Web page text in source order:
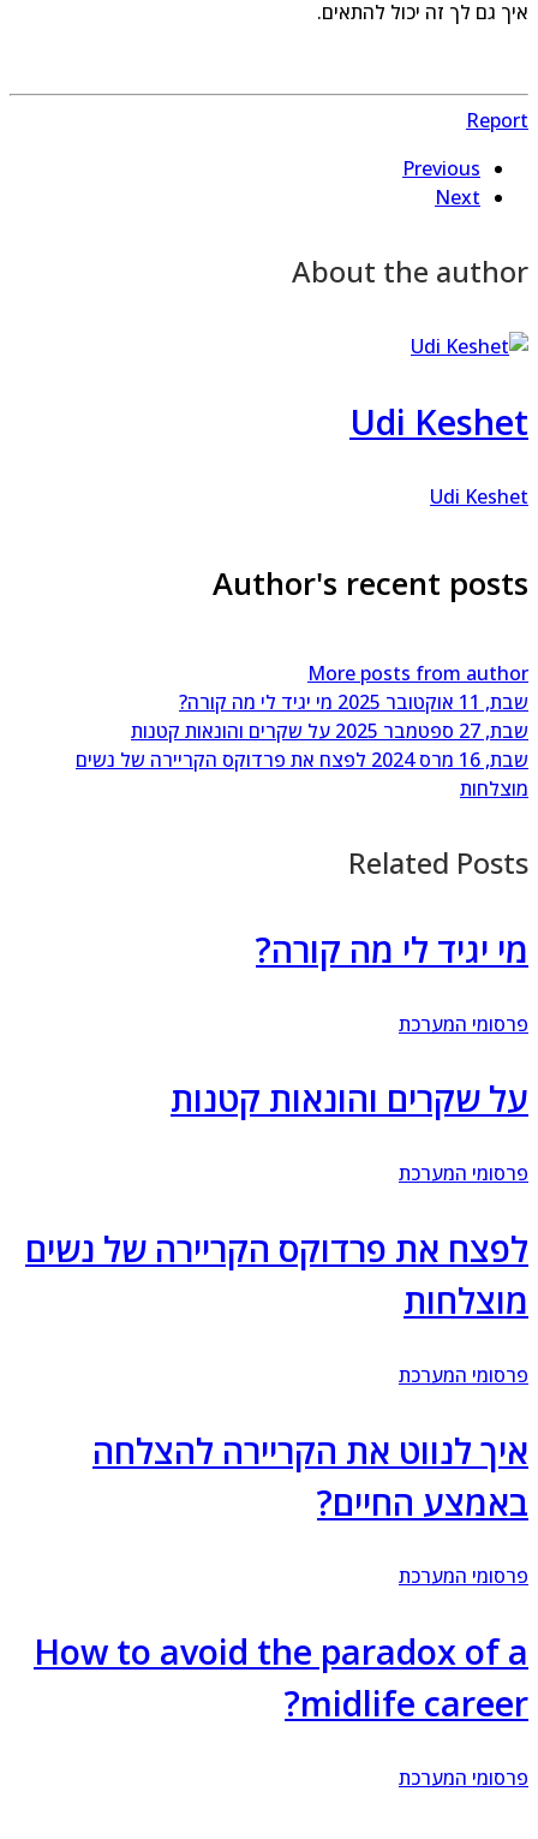
גם לך זה יכול להתאים.
Previous
Next
About the
Udi
Udi
Author's recent
More posts from
אוקטובר 2025
מי יגיד לי מה קורה?
ספטמבר 2025
על שקרים והונאות קטנות
מרס 2024
לפצח את פרדוקס הקריירה של נשים
Related
יגיד לי מה קורה?
המערכת
שקרים והונאות קטנות
המערכת
את פרדוקס הקריירה של נשים
המערכת
לנווט את הקריירה להצלחה
החיים?
המערכת
How to avoid the paradox of
midlife
המערכת